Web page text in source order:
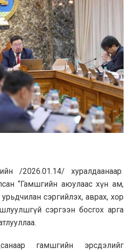
/2026.01.14/ хуралдаанаар
“Гамшгийн аюулаас хүн ам,
урьдчилан сэргийлэх, аврах, хор
сэргээн босгох арга
гамшгийн эрсдэлийг